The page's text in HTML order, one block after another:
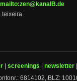
mailto:zen@kanalB.de
teixeira
screenings newsletter
6814102, BLZ: